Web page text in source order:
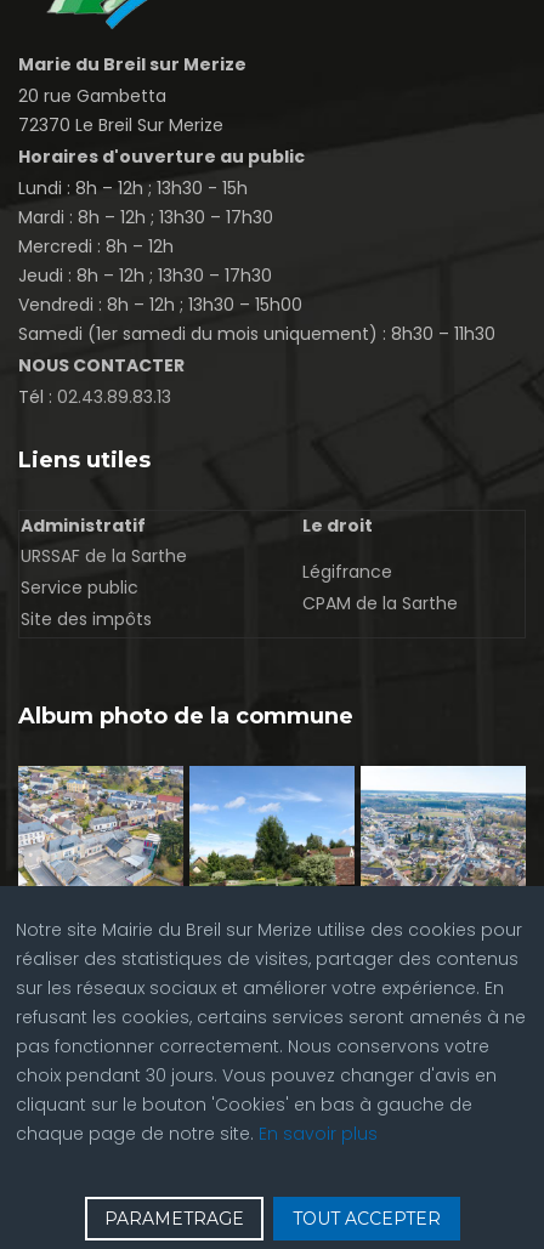
Marie du Breil sur Merize
20 rue Gambetta
72370 Le Breil Sur Merize
Horaires d'ouverture au public
Lundi : 8h – 12h ; 13h30 - 15h
Mardi : 8h – 12h ; 13h30 – 17h30
Mercredi : 8h – 12h
Jeudi : 8h – 12h ; 13h30 – 17h30
Vendredi : 8h – 12h ; 13h30 – 15h00
Samedi (1er samedi du mois uniquement) : 8h30 – 11h30
NOUS CONTACTER
Tél : 02.43.89.83.13
Notre site Mairie du Breil sur Merize utilise des cookies pour
réaliser des statistiques de visites, partager des contenus
sur les réseaux sociaux et améliorer votre expérience. En
refusant les cookies, certains services seront amenés à ne
pas fonctionner correctement. Nous conservons votre
choix pendant 30 jours. Vous pouvez changer d'avis en
cliquant sur le bouton 'Cookies' en bas à gauche de
chaque page de notre site. En savoir plus
PARAMETRAGE TOUT ACCEPTER
Liens utiles
Administratif
Le droit
URSSAF de la Sarthe
Service public
Site des impôts
Légifrance
CPAM de la Sarthe
Album photo de la commune
Contactez nous | © Copyright 2023 |Plan du site|